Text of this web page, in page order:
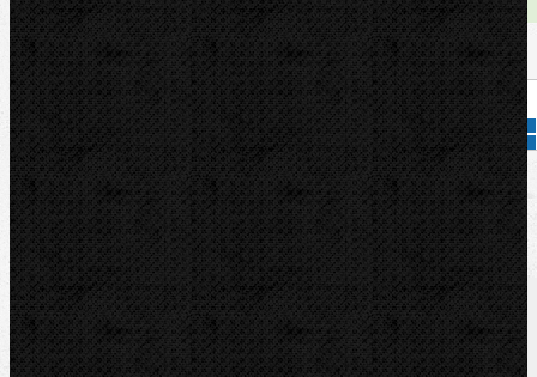
Množství:
Přidat do košíku
Kód zboží:
18371
Značka:
RIDGID
Popis
Soubory/Odkazy
Videa
Zařazení